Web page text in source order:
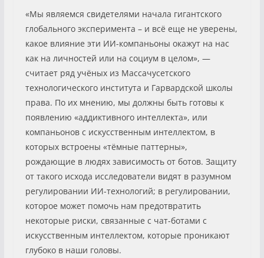
«Мы являемся свидетелями начала гигантского
глобального эксперимента – и всё еще не уверены,
какое влияние эти ИИ-компаньоны окажут на нас
как на личностей или на социум в целом», —
считает ряд учёных из Массачусетского
технологического института и Гарвардской школы
права. По их мнению, мы должны быть готовы к
появлению «аддиктивного интеллекта», или
компаньонов с искусственным интеллектом, в
которых встроены «тёмные паттерны»,
рождающие в людях зависимость от ботов. Защиту
от такого исхода исследователи видят в разумном
регулировании ИИ-технологий; в регулировании,
которое может помочь нам предотвратить
некоторые риски, связанные с чат-ботами с
искусственным интеллектом, которые проникают
глубоко в наши головы.